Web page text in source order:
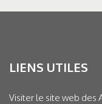
LIENS UTILES
Visiter le site web des